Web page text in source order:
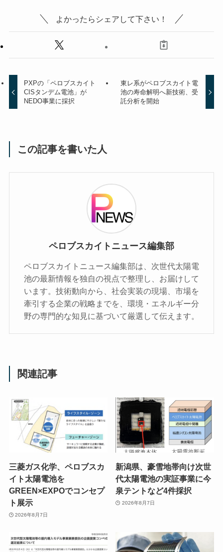
よかったらシェアして下さい！
PXPの「ペロブスカイト
CISタンデム電池」が
NEDO事業に採択
東レ系がペロブスカイト電
池の寿命解明へ新技術、受
託分析を開始
この記事を書いた人
ペロブスカイトニュース編集部
ペロブスカイトニュース編集部は、次世代太陽電
池の最新情報を独自の視点で整理し、お届けして
います。技術動向から、社会実装の現場、市場を
牽引する企業の戦略までを、環境・エネルギー分
野の専門的な知見に基づいて厳選して伝えます。
関連記事
三菱ガス化学、ペロブスカ
イト太陽電池を
GREEN×EXPOでコンセプ
ト展示
2026年8月7日
新潟県、豪雪地帯向け次世
代太陽電池の実証事業に今
泉テントなど4件採択
2026年8月7日